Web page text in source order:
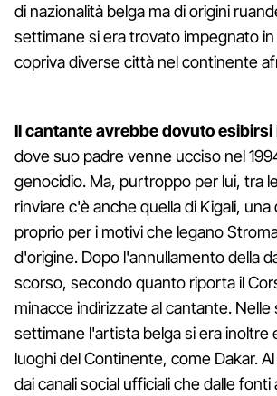
di nazionalità belga ma di origini
settimane si era trovato impegnato
copriva diverse città nel continente
Il cantante avrebbe dovuto esibirsi
dove suo padre venne ucciso nel
genocidio. Ma, purtroppo per lui, tra
rinviare c'è anche quella di Kigali,
proprio per i motivi che legano
d'origine. Dopo l'annullamento della
scorso, secondo quanto riporta il
minacce indirizzate al cantante. Nelle
settimane l'artista belga si era inoltre
luoghi del Continente, come Dakar.
dai canali social ufficiali che dalle fonti